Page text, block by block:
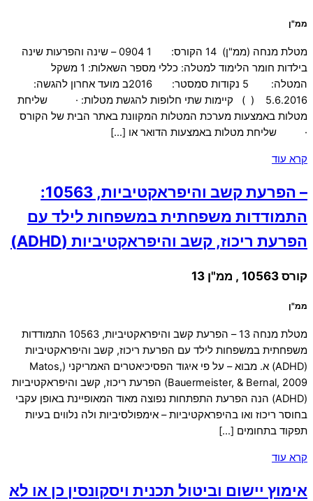
ממ"ן
מטלת מנחה (ממ"ן) 14 הקורס: 1 0904 – שינה והפרעות שינה
בילדות חומר הלימוד למטלה: כללי מספר השאלות: 1 משקל
המטלה: 5 נקודות סמסטר: 2016ב מועד אחרון להגשה:
5.6.2016 ( ) קיימות שתי חלופות להגשת מטלות: · שליחת
מטלות באמצעות מערכת המטלות המקוונת באתר הבית של הקורס
· שליחת מטלות באמצעות הדואר או […]
קרא עוד
– הפרעת קשב והיפראקטיביות, 10563:
התמודדות משפחתית במשפחות לילד עם
הפרעת ריכוז, קשב והיפראקטיביות (ADHD)
קורס 10563 , ממ"ן 13
ממ"ן
מטלת מנחה 13 – הפרעת קשב והיפראקטיביות, 10563 התמודדות
משפחתית במשפחות לילד עם הפרעת ריכוז, קשב והיפראקטיביות
(ADHD) א. מבוא – על פי איגוד הפסיכיאטרים האמריקני (Matos,
Bauermeister, & Bernal, 2009) הפרעת ריכוז, קשב והיפראקטיביות
(ADHD) הנה הפרעת התפתחות נפוצה מאוד המאופיינת באופן עקבי
בחוסר ריכוז ואו בהיפראקטיביות – אימפולסיביות ולה נלווים בעיות
תפקוד בתחומים […]
קרא עוד
אימוץ יישום וביטול תכנית ויסקונסין כן או לא